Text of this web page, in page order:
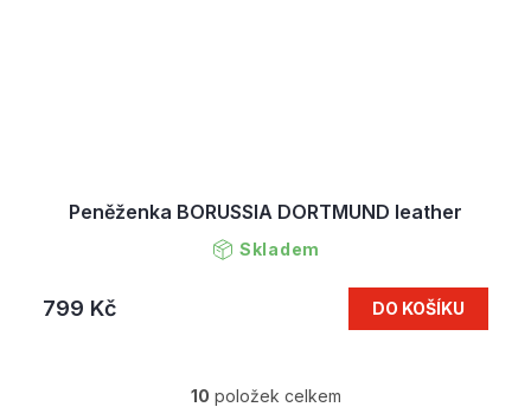
Peněženka BORUSSIA DORTMUND leather
Skladem
799 Kč DO KOŠÍKU
O
10 položek celkem